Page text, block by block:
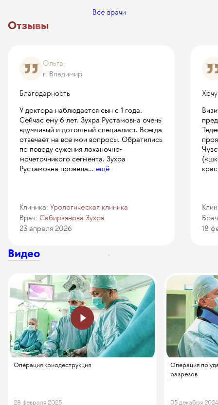
Все врачи
Отзывы
Ольга,
г. Владимир
Благодарность
У доктора наблюдается сын с 1 года.
Сейчас ему 6 лет. Зухра Рустамовна очень
вдумчивый и дотошный специалист. Всегда
отвечает на все мои вопросы. Обратились
по поводу сужения лоханочно-
мочеточникого сегмента. Зухра
Рустамовна провела... ещё
Клиника: Урологическая клиника
Врач: Сабирзянова Зухра
23 апреля 2026
18
Видео
Операция криодеструкция
28 февраля 2025
Операция по
разрезов
05 декабря 2024